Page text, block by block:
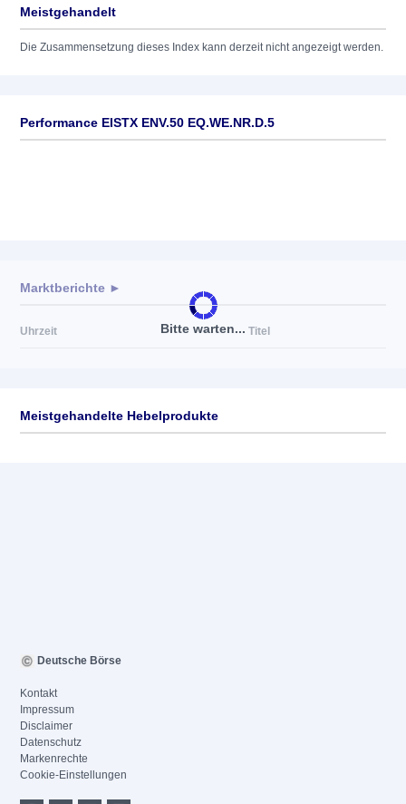
Meistgehandelt
Die Zusammensetzung dieses Index kann derzeit nicht angezeigt werden.
Performance EISTX ENV.50 EQ.WE.NR.D.5
Bitte warten...
Marktberichte ►
Uhrzeit Titel
Meistgehandelte Hebelprodukte
Deutsche Börse
Kontakt
Impressum
Disclaimer
Datenschutz
Markenrechte
Cookie-Einstellungen